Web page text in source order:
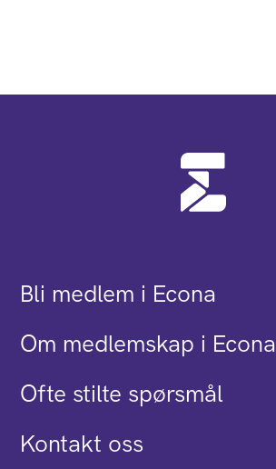
Bli medlem i Econa
Om medlemskap i Econa
Ofte stilte spørsmål
Kontakt oss